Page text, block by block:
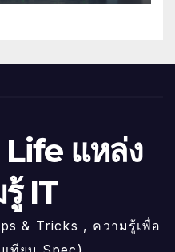
แหล่ง
IT
& Tricks , ความรู้เพื่อ